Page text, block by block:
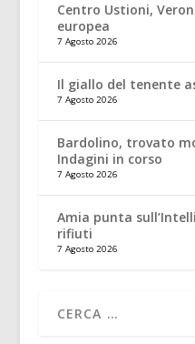
Centro Ustioni,
europea
7 Agosto 2026
Il giallo del tenente
7 Agosto 2026
Bardolino, trovato
Indagini in corso
7 Agosto 2026
Amia punta
rifiuti
7 Agosto 2026